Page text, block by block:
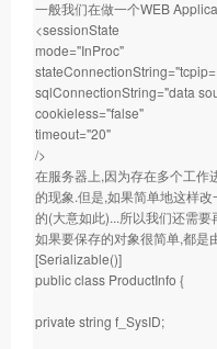
一般我们在做一个WEB
<sessionState
mode="InProc"
sqlConnectionString="data
cookieless="false"
timeout="20"
/>
在服务器上,因为存在多个工
的现象.但是,如果简单地这样
的(大意如此)...所以我们还需
如果要保存的对象很简单,都是
[Serializable()]
public class ProductInfo {
private string f_SysID;